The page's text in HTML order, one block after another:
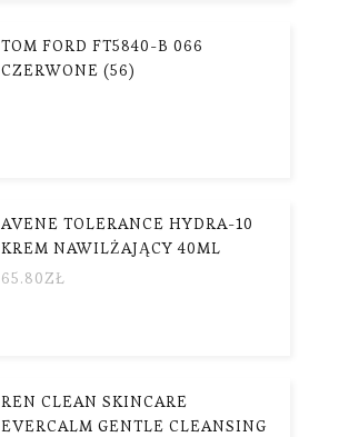
TOM FORD FT5840-B 066
CZERWONE (56)
AVENE TOLERANCE HYDRA-10
KREM NAWILŻAJĄCY 40ML
65.80ZŁ
REN CLEAN SKINCARE
EVERCALM GENTLE CLEANSING